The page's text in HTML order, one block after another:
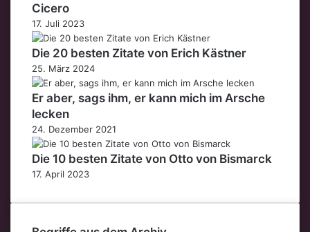
Cicero
17. Juli 2023
Die 20 besten Zitate von Erich Kästner
25. März 2024
Er aber, sags ihm, er kann mich im Arsche
lecken
24. Dezember 2021
Die 10 besten Zitate von Otto von Bismarck
17. April 2023